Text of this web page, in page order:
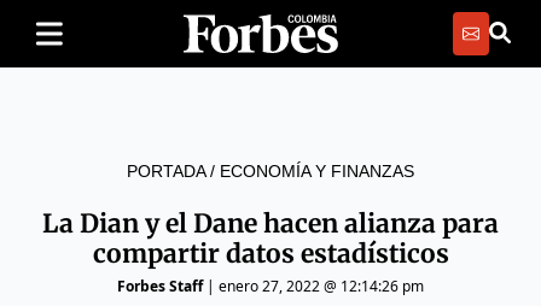
PORTADA/ ECONOMÍA Y FINANZAS
La Dian y el Dane hacen alianza para
compartir datos estadísticos
Forbes Staff| enero 27, 2022 @ 12:14:26 pm